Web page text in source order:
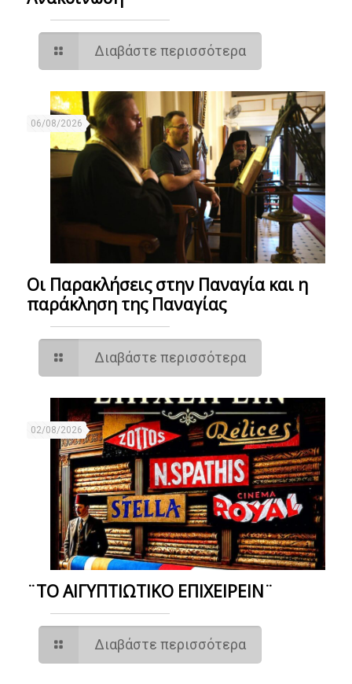
Διαβάστε περισσότερα
06/08/2026
Οι Παρακλήσεις στην Παναγία και η
παράκληση της Παναγίας
Διαβάστε περισσότερα
02/08/2026
¨ΤΟ ΑΙΓΥΠΤΙΩΤΙΚΟ ΕΠΙΧΕΙΡΕΙΝ¨
Διαβάστε περισσότερα